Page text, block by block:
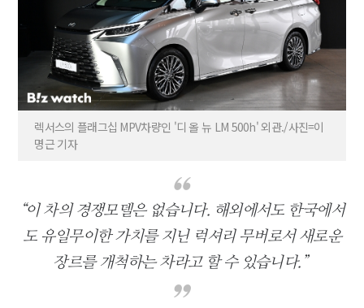
렉서스의 플래그십 MPV차량인 '디 올 뉴 LM 500h' 외관./사진=이
명근 기자
“이 차의 경쟁모델은 없습니다. 해외에서도 한국에서
도 유일무이한 가치를 지닌 럭셔리 무버로서 새로운
장르를 개척하는 차라고 할 수 있습니다.”